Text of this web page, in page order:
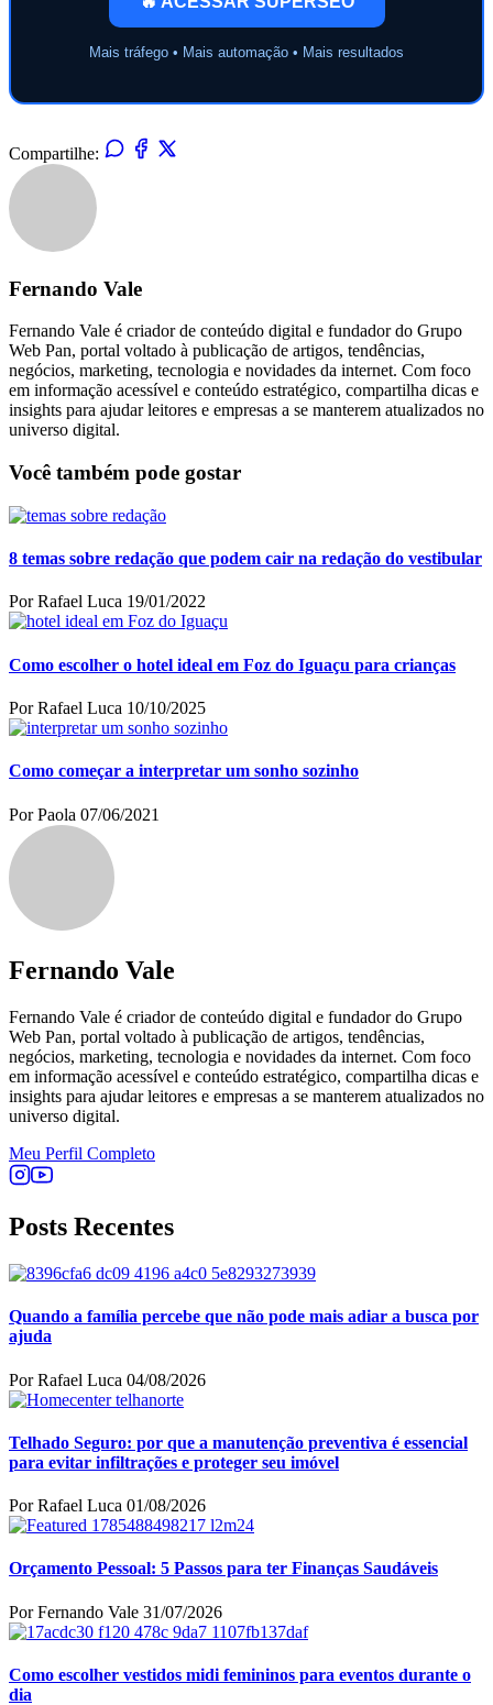
Mais tráfego • Mais automação • Mais resultados
Compartilhe:
Fernando Vale
Fernando Vale é criador de conteúdo digital e fundador do Grupo
Web Pan, portal voltado à publicação de artigos, tendências,
negócios, marketing, tecnologia e novidades da internet. Com foco
em informação acessível e conteúdo estratégico, compartilha dicas e
insights para ajudar leitores e empresas a se manterem atualizados no
universo digital.
Você também pode gostar
8 temas sobre redação que podem cair na redação do vestibular
Por Rafael Luca 19/01/2022
Como escolher o hotel ideal em Foz do Iguaçu para crianças
Por Rafael Luca 10/10/2025
Como começar a interpretar um sonho sozinho
Por Paola 07/06/2021
Fernando Vale
Fernando Vale é criador de conteúdo digital e fundador do Grupo
Web Pan, portal voltado à publicação de artigos, tendências,
negócios, marketing, tecnologia e novidades da internet. Com foco
em informação acessível e conteúdo estratégico, compartilha dicas e
insights para ajudar leitores e empresas a se manterem atualizados no
universo digital.
Meu Perfil Completo
Posts Recentes
Quando a família percebe que não pode mais adiar a busca por
ajuda
Por Rafael Luca 04/08/2026
Telhado Seguro: por que a manutenção preventiva é essencial
para evitar infiltrações e proteger seu imóvel
Por Rafael Luca 01/08/2026
Orçamento Pessoal: 5 Passos para ter Finanças Saudáveis
Por Fernando Vale 31/07/2026
Como escolher vestidos midi femininos para eventos durante o
dia